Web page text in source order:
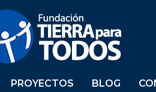
PROYECTOS BLOG